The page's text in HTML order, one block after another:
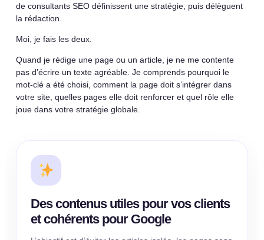
de consultants SEO définissent une stratégie, puis délèguent
la rédaction.
Moi, je fais les deux.
Quand je rédige une page ou un article, je ne me contente
pas d’écrire un texte agréable. Je comprends pourquoi le
mot-clé a été choisi, comment la page doit s’intégrer dans
votre site, quelles pages elle doit renforcer et quel rôle elle
joue dans votre stratégie globale.
Des contenus utiles pour vos clients
et cohérents pour Google